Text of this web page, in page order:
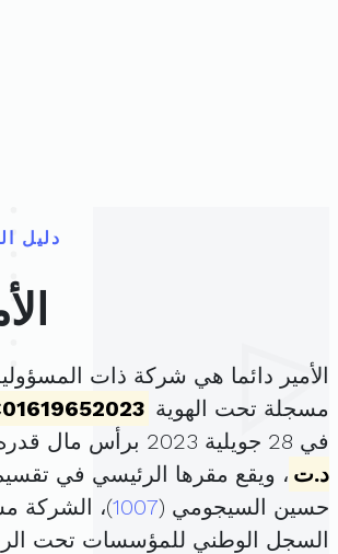
دليل
الأمير دائما هي شركة ذات
مسجلة تحت الهوية
في 28 جويلية 2023 برأس مال قدره
د.ت ، ويقع مقرها الرئيسي في
حسين السيجومي (1007)، الشركة
السجل الوطني للمؤسسات تحت